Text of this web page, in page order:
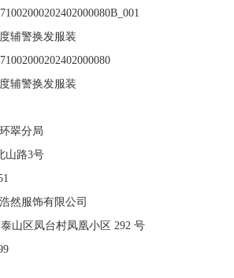
辅警换发服装
辅警换发服装
翠分局
山路3号
然服饰有限公司
山区凤台村凤凰小区 292 号